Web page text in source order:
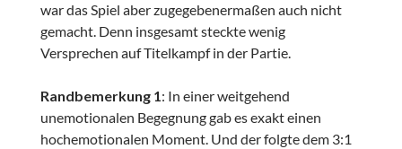
war das Spiel aber zugegebenermaßen auch nicht
gemacht. Denn insgesamt steckte wenig
Versprechen auf Titelkampf in der Partie.
Randbemerkung 1: In einer weitgehend
unemotionalen Begegnung gab es exakt einen
hochemotionalen Moment. Und der folgte dem 3:1